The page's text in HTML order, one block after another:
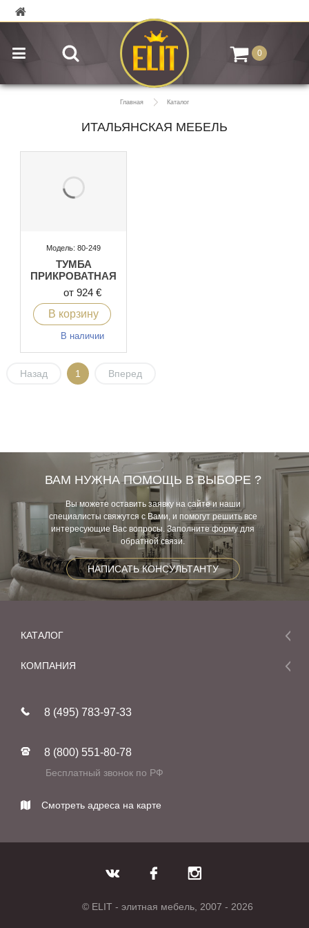
0
Главная Каталог
ИТАЛЬЯНСКАЯ МЕБЕЛЬ
Модель: 80-249
ТУМБА
ПРИКРОВАТНАЯ
от 924 €
В корзину
В наличии
Назад 1 Вперед
ВАМ НУЖНА ПОМОЩЬ В ВЫБОРЕ ?
Вы можете оставить заявку на сайте и наши
специалисты свяжутся с Вами, и помогут решить все
интересующие Вас вопросы. Заполните форму для
обратной связи.
НАПИСАТЬ КОНСУЛЬТАНТУ
КАТАЛОГ
Мебель
Фабрики
КОМПАНИЯ
Реставрация
Контакты
8 (495) 783-97-33
8 (800) 551-80-78
Бесплатный звонок по РФ
Смотреть адреса на карте
© ELIT - элитная мебель, 2007 - 2026